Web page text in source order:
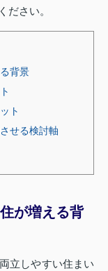
ださい。
背景
ト
せる検討軸
が増える背
立しやすい住まい